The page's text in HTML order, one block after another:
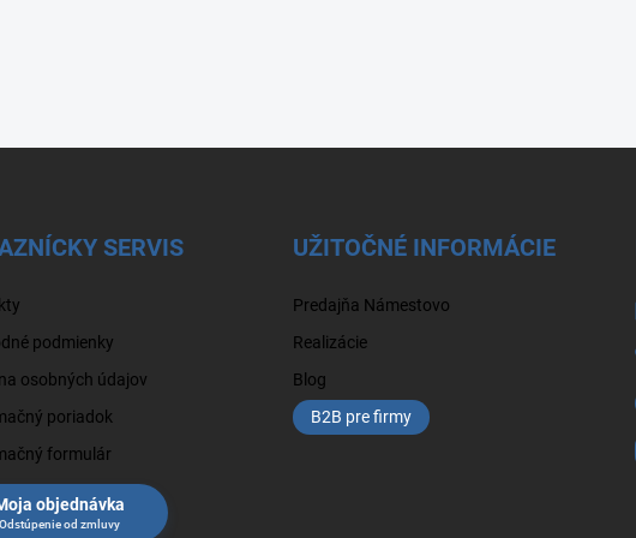
SERVIS
podmienky
osobných údajov
poriadok
formulár
objednávka
UŽITOČNÉ INFORMÁCIE
Predajňa Námestovo
Realizácie
Blog
B2B pre firmy